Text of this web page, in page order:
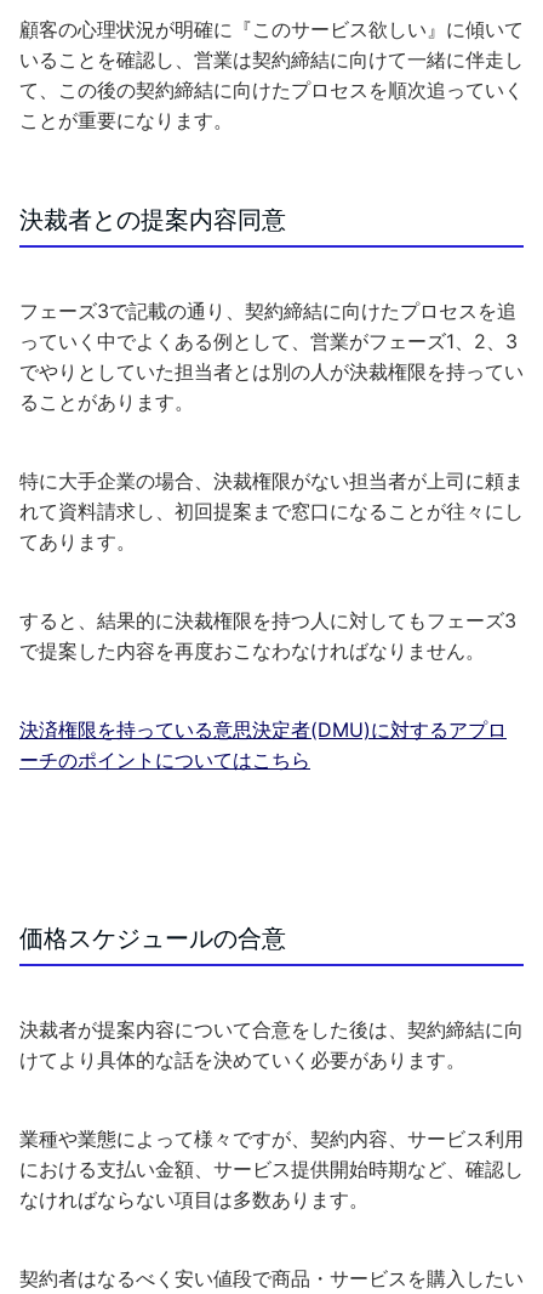
顧客の心理状況が明確に『このサービス欲しい』に傾いて
いることを確認し、営業は契約締結に向けて一緒に伴走し
て、この後の契約締結に向けたプロセスを順次追っていく
ことが重要になります。
決裁者との提案内容同意
フェーズ3で記載の通り、契約締結に向けたプロセスを追
っていく中でよくある例として、営業がフェーズ1、2、3
でやりとしていた担当者とは別の人が決裁権限を持ってい
ることがあります。
特に大手企業の場合、決裁権限がない担当者が上司に頼ま
れて資料請求し、初回提案まで窓口になることが往々にし
てあります。
すると、結果的に決裁権限を持つ人に対してもフェーズ3
で提案した内容を再度おこなわなければなりません。
決済権限を持っている意思決定者(DMU)に対するアプロ
ーチのポイントについてはこちら
価格スケジュールの合意
決裁者が提案内容について合意をした後は、契約締結に向
けてより具体的な話を決めていく必要があります。
業種や業態によって様々ですが、契約内容、サービス利用
における支払い金額、サービス提供開始時期など、確認し
なければならない項目は多数あります。
契約者はなるべく安い値段で商品・サービスを購入したい